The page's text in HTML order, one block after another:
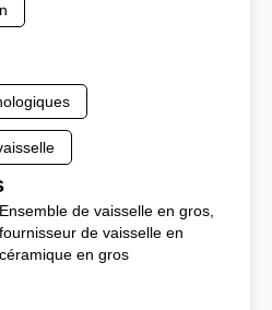
Ensemble de vaisselle en gros,
fournisseur de vaisselle en
céramique en gros